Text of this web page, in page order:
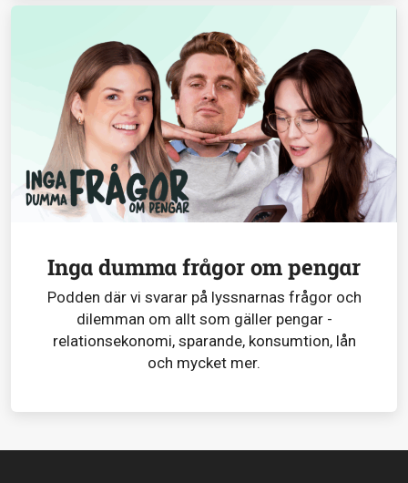
Inga dumma frågor om pengar
Podden där vi svarar på lyssnarnas frågor och
dilemman om allt som gäller pengar -
relationsekonomi, sparande, konsumtion, lån
och mycket mer.